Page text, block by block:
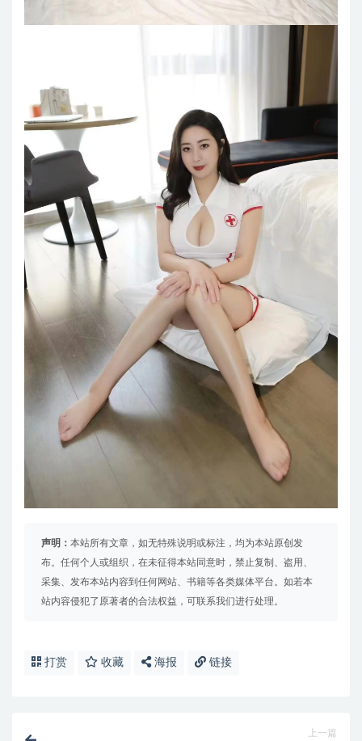
声明： 本站所有文章，如无特殊说明或标注，均为本站原创发
布。任何个人或组织，在未征得本站同意时，禁止复制、盗用、
采集、发布本站内容到任何网站、书籍等各类媒体平台。如若本
站内容侵犯了原著者的合法权益，可联系我们进行处理。
打赏 收藏 海报 链接
上一篇